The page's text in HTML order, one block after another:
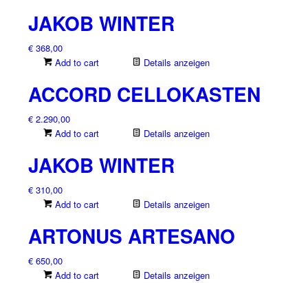
JAKOB WINTER
€368,00
Add to cart
Details anzeigen
ACCORD CELLOKASTEN
€2.290,00
Add to cart
Details anzeigen
JAKOB WINTER
€310,00
Add to cart
Details anzeigen
ARTONUS ARTESANO
€650,00
Add to cart
Details anzeigen